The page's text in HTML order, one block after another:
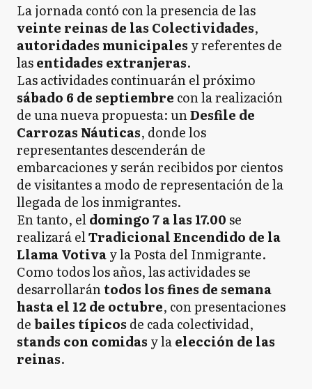
La jornada contó con la presencia de las
veinte reinas de las Colectividades,
autoridades municipales y referentes de
lasentidades extranjeras.
Las actividades continuarán el próximo
sábado 6 de septiembre con la realización
de una nueva propuesta: unDesfile de
Carrozas Náuticas, donde los
representantes descenderán de
embarcaciones y serán recibidos por cientos
de visitantes a modo de representación de la
llegada de los inmigrantes.
En tanto, eldomingo 7 a las 17.00se
realizará elTradicional Encendido de la
Llama Votivay la Posta del Inmigrante.
Como todos los años, las actividades se
desarrollarántodos los fines de semana
hasta el 12 de octubre, con presentaciones
debailes típicos de cada colectividad,
stands con comidas y laelección de las
reinas.